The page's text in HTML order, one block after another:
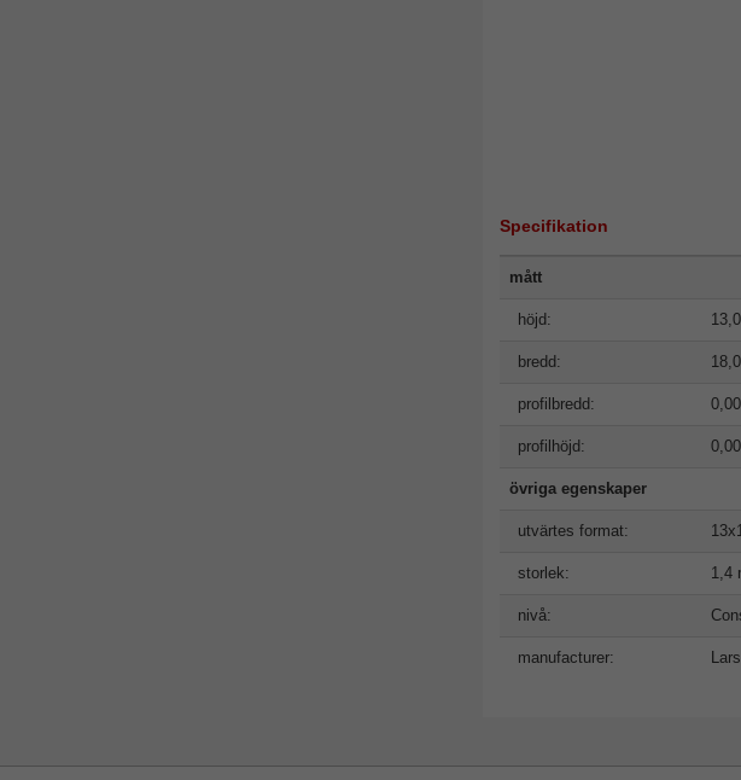
Specifikation
mått
höjd:
bredd:
profilbredd:
profilhöjd:
övriga egenskaper
utvärtes format:
storlek: 1,4
nivå:
manufacturer: